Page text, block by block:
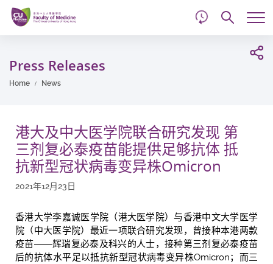
Skip
main
content
Press Releases
Home News
港大及中大医学院联合研究发现 第
三剂复必泰疫苗能提供足够抗体 抵
抗新型冠状病毒变异株Omicron
2021年12月23日
香港大学李嘉诚医学院（港大医学院）与香港中文大学医学
院（中大医学院）最近一项联合研究发现，曾接种本港两款
疫苗――辉瑞复必泰及科兴的人士，接种第三剂复必泰疫苗
后的抗体水平足以抵抗新型冠状病毒变异株Omicron；而三